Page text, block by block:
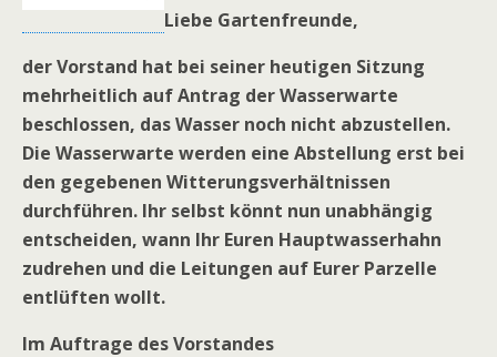
Liebe Gartenfreunde,
der Vorstand hat bei seiner heutigen Sitzung
mehrheitlich auf Antrag der Wasserwarte
beschlossen, das Wasser noch nicht abzustellen.
Die Wasserwarte werden eine Abstellung erst bei
den gegebenen Witterungsverhältnissen
durchführen. Ihr selbst könnt nun unabhängig
entscheiden, wann Ihr Euren Hauptwasserhahn
zudrehen und die Leitungen auf Eurer Parzelle
entlüften wollt.
Im Auftrage des Vorstandes